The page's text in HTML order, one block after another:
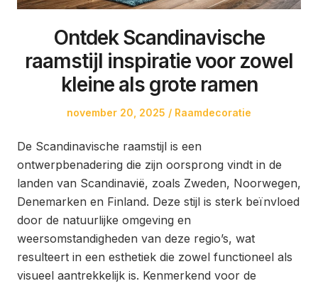
Ontdek Scandinavische
raamstijl inspiratie voor zowel
kleine als grote ramen
Posted
november 20, 2025
Posted
Raamdecoratie
De Scandinavische raamstijl is een
ontwerpbenadering die zijn oorsprong vindt in de
landen van Scandinavië, zoals Zweden, Noorwegen,
Denemarken en Finland. Deze stijl is sterk beïnvloed
door de natuurlijke omgeving en
weersomstandigheden van deze regio’s, wat
resulteert in een esthetiek die zowel functioneel als
visueel aantrekkelijk is. Kenmerkend voor de